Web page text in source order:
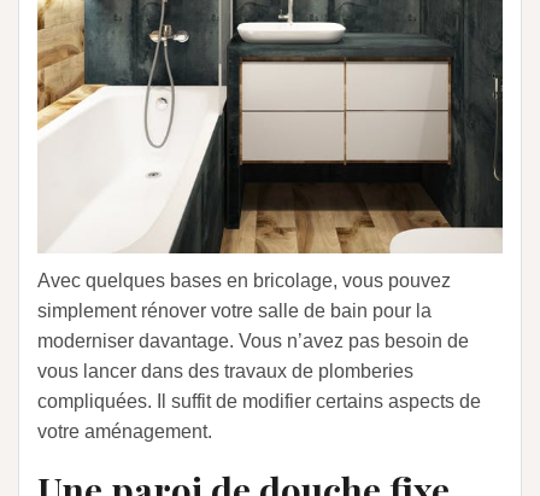
Avec quelques bases en bricolage, vous pouvez
simplement rénover votre salle de bain pour la
moderniser davantage. Vous n’avez pas besoin de
vous lancer dans des travaux de plomberies
compliquées. Il suffit de modifier certains aspects de
votre aménagement.